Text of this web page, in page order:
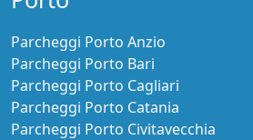
Parcheggi Porto Anzio
Parcheggi Porto Bari
Parcheggi Porto Cagliari
Parcheggi Porto Catania
Parcheggi Porto Civitavecchia